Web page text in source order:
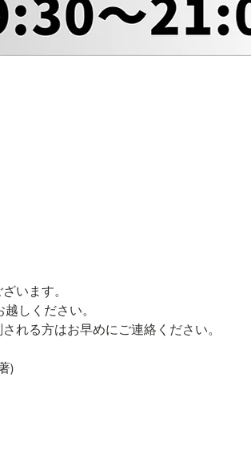
います。
しください。
れる方はお早めにご連絡ください。
)